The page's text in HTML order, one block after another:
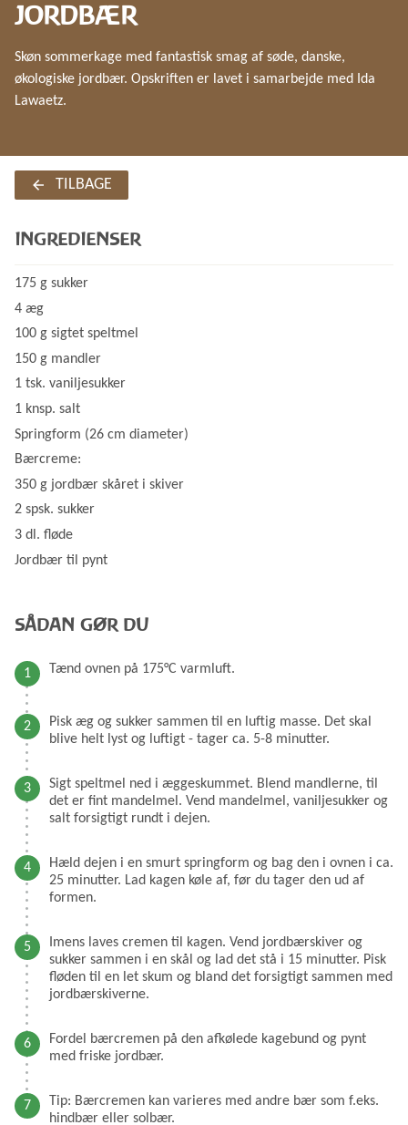
JORDBÆR
Skøn sommerkage med fantastisk smag af søde, danske,
økologiske jordbær. Opskriften er lavet i samarbejde med Ida
Lawaetz.
TILBAGE
INGREDIENSER
175 g sukker
4 æg
100 g sigtet speltmel
150 g mandler
1 tsk. vaniljesukker
1 knsp. salt
Springform (26 cm diameter)
Bærcreme:
350 g jordbær skåret i skiver
2 spsk. sukker
3 dl. fløde
Jordbær til pynt
SÅDAN GØR DU
Tænd ovnen på 175°C varmluft.
Pisk æg og sukker sammen til en luftig masse. Det skal
blive helt lyst og luftigt - tager ca. 5-8 minutter.
Sigt speltmel ned i æggeskummet. Blend mandlerne, til
det er fint mandelmel. Vend mandelmel, vaniljesukker og
salt forsigtigt rundt i dejen.
Hæld dejen i en smurt springform og bag den i ovnen i ca.
25 minutter. Lad kagen køle af, før du tager den ud af
formen.
Imens laves cremen til kagen. Vend jordbærskiver og
sukker sammen i en skål og lad det stå i 15 minutter. Pisk
fløden til en let skum og bland det forsigtigt sammen med
jordbærskiverne.
Fordel bærcremen på den afkølede kagebund og pynt
med friske jordbær.
Tip: Bærcremen kan varieres med andre bær som f.eks.
hindbær eller solbær.